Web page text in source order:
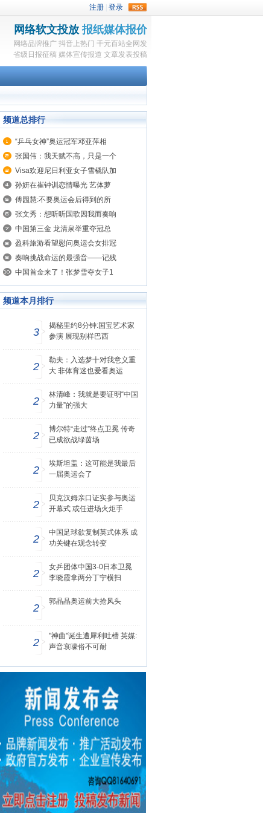
网络软文投放 报纸媒体报价
网络品牌推广 抖音上热门 千元百站全网发
省级日报征稿 媒体宣传报道 文章发表投稿
频道总排行
“乒乓女神”奥运冠军邓亚萍相
张国伟：我天赋不高，只是一个
Visa欢迎尼日利亚女子雪橇队加
孙妍在崔钟训恋情曝光 艺体萝
傅园慧:不要奥运会后得到的所
张文秀：想听听国歌因我而奏响
中国第三金 龙清泉举重夺冠总
盈科旅游看望慰问奥运会女排冠
奏响挑战命运的最强音——记残
中国首金来了！张梦雪夺女子1
频道本月排行
3
揭秘里约8分钟:国宝艺术家
参演 展现别样巴西
2
勒夫：入选梦十对我意义重
大 非体育迷也爱看奥运
2
林清峰：我就是要证明“中国
力量”的强大
2
博尔特“走过”终点卫冕 传奇
已成欲战绿茵场
2
埃斯坦盖：这可能是我最后
一届奥运会了
2
贝克汉姆亲口证实参与奥运
开幕式 或任进场火炬手
2
中国足球欲复制英式体系 成
功关键在观念转变
2
女乒团体中国3-0日本卫冕
李晓霞拿两分丁宁横扫
2
郭晶晶奥运前大抢风头
2
"神曲"诞生遭犀利吐槽 英媒:
声音哀嚎俗不可耐